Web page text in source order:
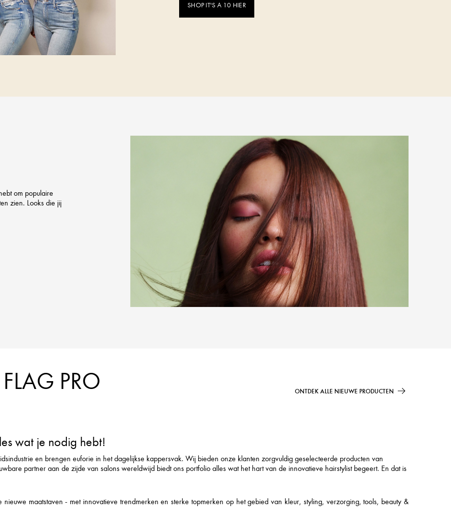
SHOP IT'S A 10 HIER
om populaire
zien. Looks die jij
PRO ONTDEK ALLE NIEUWE PRODUCTEN
wat je nodig hebt!
en brengen euforie in het dagelijkse kappersvak. Wij bieden onze klanten zorgvuldig geselecteerde producten van
partner aan de zijde van salons wereldwijd biedt ons portfolio alles wat het hart van de innovatieve hairstylist begeert. En dat is
nieuwe maatstaven - met innovatieve trendmerken en sterke topmerken op het gebied van kleur, styling, verzorging, tools, beauty &